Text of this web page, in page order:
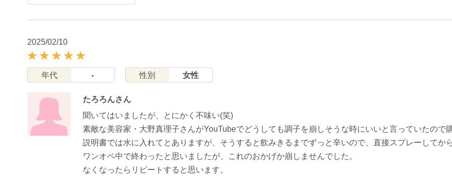
2025/02/10
年代 - 性別 女性
たろろんさん
聞いてはいましたが、とにかく不味い(笑)
素敵な美容家・大野真理子さんがYouTubeでどうしても調子を崩しそうな時にいいと言っていたので
説明書では水に入れてとありますが、そうすると飲みきるまでずっと辛いので、直接スプレーしてか
ワンオペ中で終わったと思いましたが、これのおかげか崩しませんでした。
なくなったらリピートすると思います。